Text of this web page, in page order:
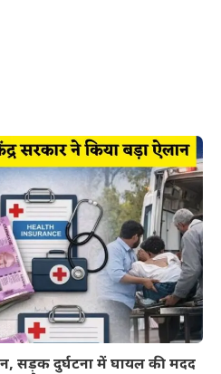
सड़क दुर्घटना में घायल की मदद